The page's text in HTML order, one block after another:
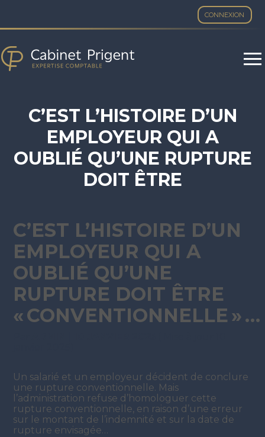
CONNEXION
Aller
au
C’EST L’HISTOIRE D’UN
EMPLOYEUR QUI A
OUBLIÉ QU’UNE RUPTURE
DOIT ÊTRE
C’EST L’HISTOIRE D’UN
EMPLOYEUR QUI A
OUBLIÉ QU’UNE
RUPTURE DOIT ÊTRE
« CONVENTIONNELLE » …
Un salarié et un employeur décident de conclure
une rupture conventionnelle. Mais
l’administration refuse d’homologuer cette
rupture conventionnelle, en raison d’une erreur
sur le montant de l’indemnité et sur la date de
rupture envisagée…